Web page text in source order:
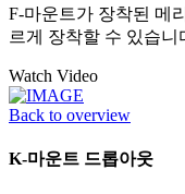
F-마운트가 장착된 메
르게 장착할 수 있습니
Watch Video
Back to overview
K-마운트 드롭아웃